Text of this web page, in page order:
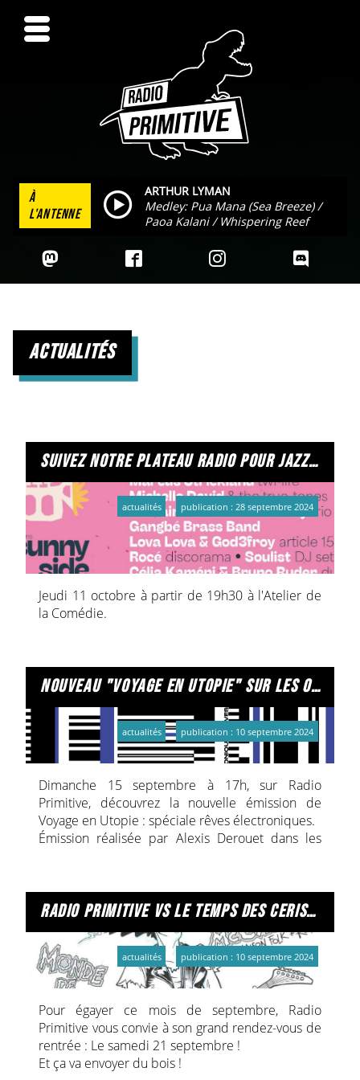
À
L'ANTENNE
ARTHUR LYMAN
Medley: Pua Mana (Sea Breeze) /
Paoa Kalani / Whispering Reef
actualités
suivez notre plateau radio pour jazz x noise
actualités publication : 28 septembre 2024
Jeudi 11 octobre à partir de 19h30 à l'Atelier de
la Comédie.
nouveau "voyage en utopie" sur les ondes de radio primitive !
actualités publication : 10 septembre 2024
Dimanche 15 septembre à 17h, sur Radio
Primitive, découvrez la nouvelle émission de
Voyage en Utopie : spéciale rêves électroniques.
Émission réalisée par Alexis Derouet dans les
28 septembre, vous pourrez écouter également
cette émission à travers une borne d’écoute mise
Un avant-goût des concerts live à venir !
Entrée libre.
Médiathèque Jean Falala
2 rue des Fuseliers, 51100 Reims
Infos sur Rêves électroniques auprès de Césaré :
radio primitive vs le temps des cerises, épisode 2.
actualités publication : 10 septembre 2024
Pour égayer ce mois de septembre, Radio
Primitive vous convie à son grand rendez-vous de
rentrée : Le samedi 21 septembre !
Et ça va envoyer du bois !